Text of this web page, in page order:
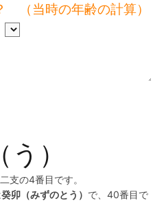
（当時の年齢の計算）
）
支の4番目です。
癸卯（みずのとう） で、40番目で